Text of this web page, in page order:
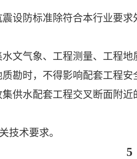
设防标准除符合本行业要求
水文气象、工程测量、工程地
质勘时，不得影响配套工程安
供水配套工程交叉断面附
技术要求。
5